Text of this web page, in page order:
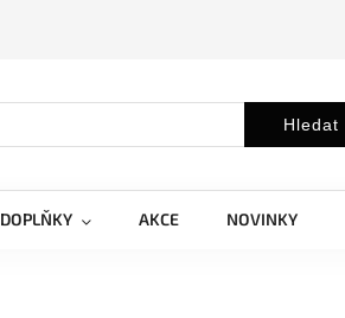
Hledat
DOPLŇKY AKCE NOVINKY